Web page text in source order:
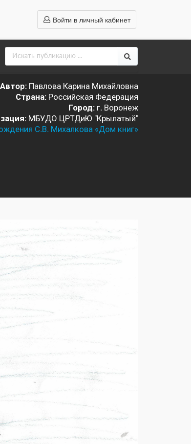
Войти в личный кабинет
Автор:Павлова Карина Михайловна
Страна:Российская Федерация
Город:г. Воронеж
МБУДО ЦРТДиЮ "Крылатый"
С.В. Михалкова «Дом книг»